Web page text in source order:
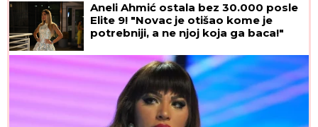
Aneli Ahmić ostala bez 30.000 posle
Elite 9! "Novac je otišao kome je
potrebniji, a ne njoj koja ga baca!"